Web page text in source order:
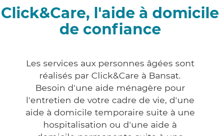
Click&Care, l'aide à domicile
de confiance
Les services aux personnes âgées sont
réalisés par Click&Care à Bansat.
Besoin d'une aide ménagère pour
l'entretien de votre cadre de vie, d'une
aide à domicile temporaire suite à une
hospitalisation ou d'une aide à